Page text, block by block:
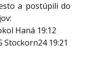
a postúpili do
Haná 19:12
Stockorn24 19:21